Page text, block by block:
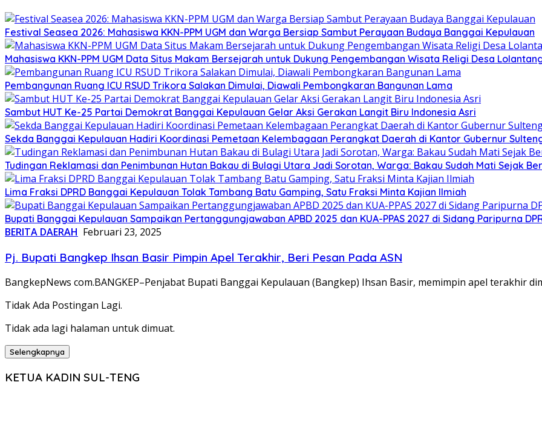
Festival Seasea 2026: Mahasiswa KKN-PPM UGM dan Warga Bersiap Sambut Perayaan Budaya Banggai Kepulauan
Mahasiswa KKN-PPM UGM Data Situs Makam Bersejarah untuk Dukung Pengembangan Wisata Religi Desa
Pembangunan Ruang ICU RSUD Trikora Salakan Dimulai, Diawali Pembongkaran Bangunan Lama
Sambut HUT Ke-25 Partai Demokrat Banggai Kepulauan Gelar Aksi Gerakan Langit Biru Indonesia Asri
Sekda Banggai Kepulauan Hadiri Koordinasi Pemetaan Kelembagaan Perangkat Daerah di Kantor Gubernur
Tudingan Reklamasi dan Penimbunan Hutan Bakau di Bulagi Utara Jadi Sorotan, Warga: Bakau Sudah Mati Sejak
Lima Fraksi DPRD Banggai Kepulauan Tolak Tambang Batu Gamping, Satu Fraksi Minta Kajian Ilmiah
Bupati Banggai Kepulauan Sampaikan Pertanggungjawaban APBD 2025 dan KUA-PPAS 2027 di Sidang Paripurna
BERITA DAERAH Februari 23, 2025
Pj. Bupati Bangkep Ihsan Basir Pimpin Apel Terakhir, Beri Pesan Pada ASN
BangkepNews com.BANGKEP–Penjabat Bupati Banggai Kepulauan (Bangkep) Ihsan Basir, memimpin apel terakhir
Tidak Ada Postingan Lagi.
Tidak ada lagi halaman untuk dimuat.
Selengkapnya
KETUA KADIN SUL-TENG